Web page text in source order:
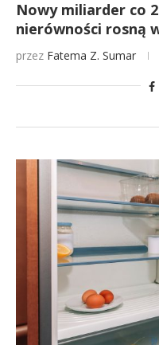
Nowy miliarder co
nierówności rosną
przez Fatema Z. Sumar